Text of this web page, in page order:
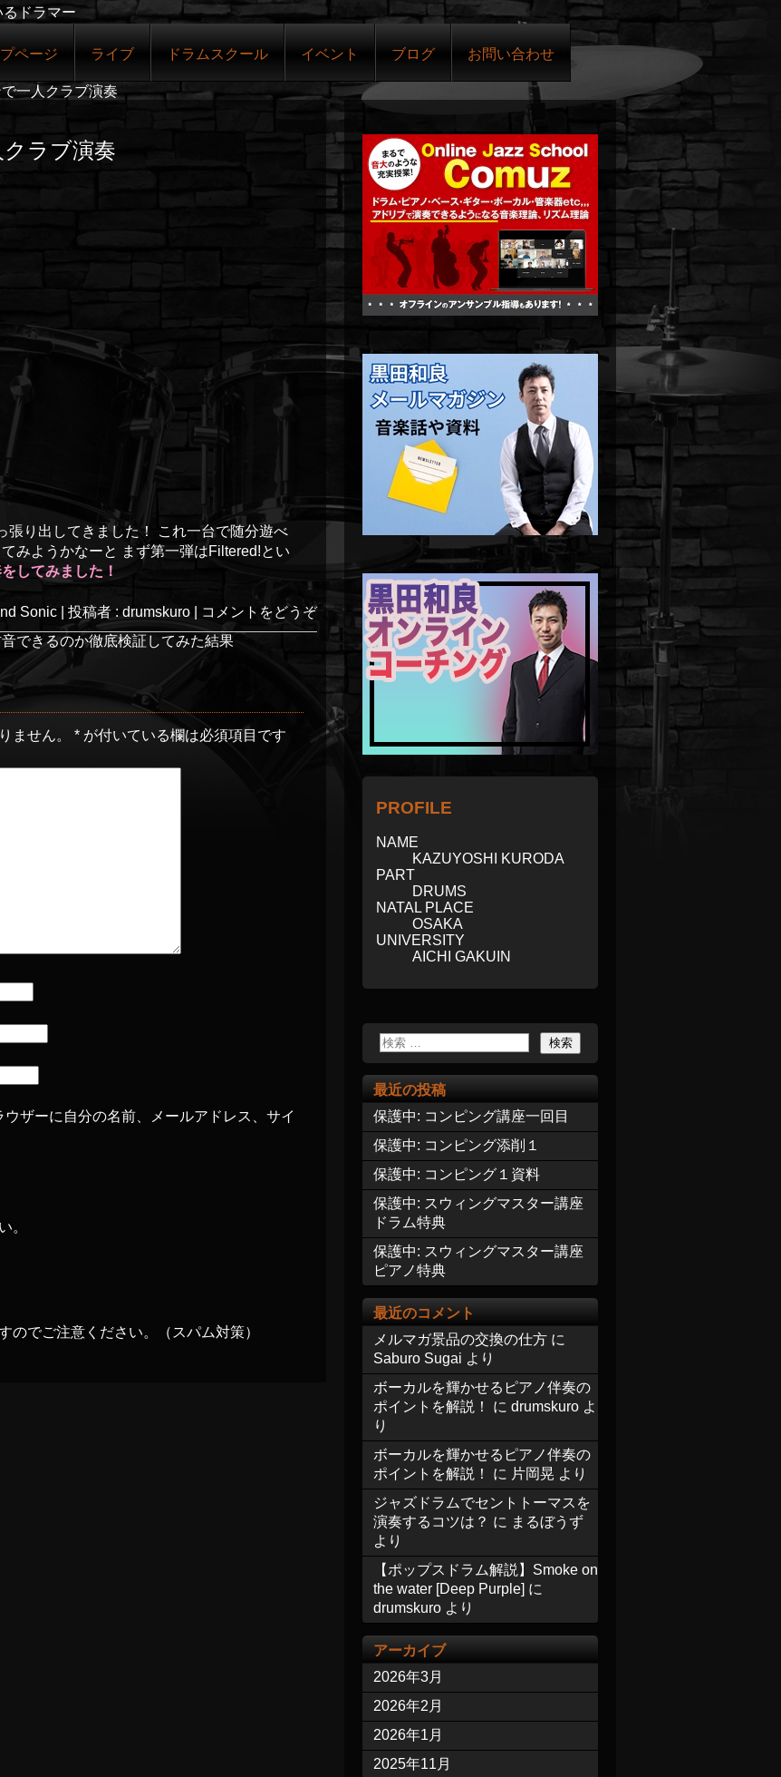
ドラマー
プページ ライブ ドラムスクール イベント ブログ お問い合わせ
一人クラブ演奏
ラブ演奏
張り出してきました！ これ一台で随分遊べ
みようかなーと まず第一弾はFiltered!とい
してみました！
Sonic 投稿者 : drumskuro
コメントをどうぞ
できるのか徹底検証してみた結果
ません。 * が付いている欄は必須項目です
ザーに自分の名前、メールアドレス、サイ
。
のでご注意ください。（スパム対策）
PROFILE
NAME
KAZUYOSHI KURODA
PART
DRUMS
NATAL PLACE
OSAKA
UNIVERSITY
AICHI GAKUIN
最近の投稿
保護中: コンピング講座一回目
保護中: コンピング添削１
保護中: コンピング１資料
保護中: スウィングマスター講座
ドラム特典
保護中: スウィングマスター講座
ピアノ特典
最近のコメント
メルマガ景品の交換の仕方 に
Saburo Sugai より
ボーカルを輝かせるピアノ伴奏の
ポイントを解説！
に drumskuro よ
り
ボーカルを輝かせるピアノ伴奏の
ポイントを解説！
に 片岡晃 より
ジャズドラムでセントトーマスを
演奏するコツは？ に まるぼうず
より
【ポップスドラム解説】Smoke on
the water [Deep Purple] に
drumskuro より
アーカイブ
2026年3月
2026年2月
2026年1月
2025年11月